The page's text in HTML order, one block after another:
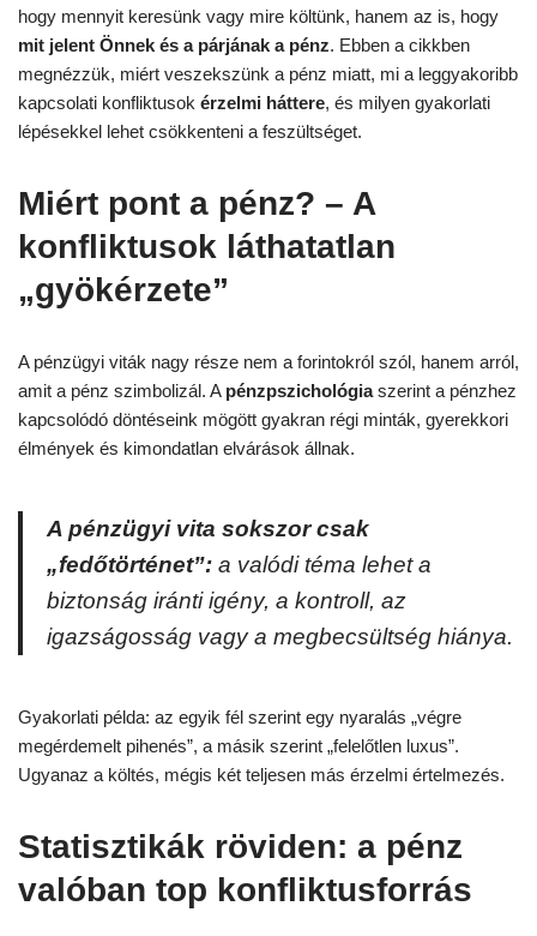
hogy mennyit keresünk vagy mire költünk, hanem az is, hogy
mit jelent Önnek és a párjának a pénz. Ebben a cikkben
megnézzük, miért veszekszünk a pénz miatt, mi a leggyakoribb
kapcsolati konfliktusok érzelmi háttere, és milyen gyakorlati
lépésekkel lehet csökkenteni a feszültséget.
Miért pont a pénz? – A
konfliktusok láthatatlan
„gyökérzete”
A pénzügyi viták nagy része nem a forintokról szól, hanem arról,
amit a pénz szimbolizál. A pénzpszichológiaszerint a pénzhez
kapcsolódó döntéseink mögött gyakran régi minták, gyerekkori
élmények és kimondatlan elvárások állnak.
A pénzügyi vita sokszor csak
„fedőtörténet”: a valódi téma lehet a
biztonság iránti igény, a kontroll, az
igazságosság vagy a megbecsültség hiánya.
Gyakorlati példa: az egyik fél szerint egy nyaralás „végre
megérdemelt pihenés”, a másik szerint „felelőtlen luxus”.
Ugyanaz a költés, mégis két teljesen más érzelmi értelmezés.
Statisztikák röviden: a pénz
valóban top konfliktusforrás